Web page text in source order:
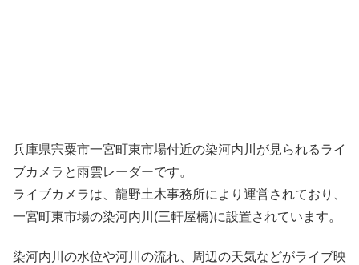
兵庫県宍粟市一宮町東市場付近の染河内川が見られるライ
ブカメラと雨雲レーダーです。
ライブカメラは、龍野土木事務所により運営されており、
一宮町東市場の染河内川(三軒屋橋)に設置されています。
染河内川の水位や河川の流れ、周辺の天気などがライブ映